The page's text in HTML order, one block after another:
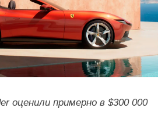
оценили примерно в $300 000